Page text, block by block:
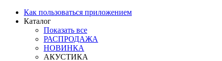
Как пользоваться приложением
Каталог
Показать все
РАСПРОДАЖА
НОВИНКА
АКУСТИКА